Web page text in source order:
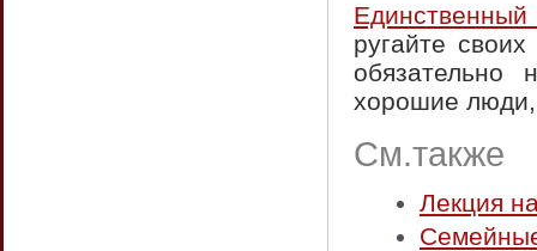
ругайте
хорошие люди,
См.также
Лекция